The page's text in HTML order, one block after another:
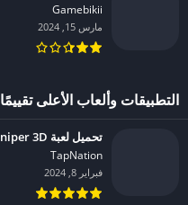
Gamebikii‏
مارس 15, 2024
التطبيقات وألعاب الأعلى تقييمًا
تحميل لعبة American Sniper 3D مهكرة للاندرويد 2024
TapNation‏
فبراير 8, 2024